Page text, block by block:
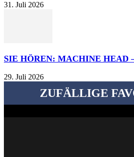
31. Juli 2026
SIE HÖREN: MACHINE HEAD
29. Juli 2026
ZUFÄLLIGE